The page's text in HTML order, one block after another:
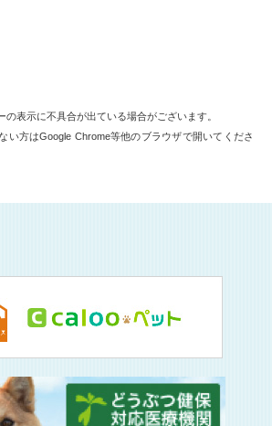
表示に不具合が出ている場合がございます。
い方はGoogle Chrome等他のブラウザで開いてくださ